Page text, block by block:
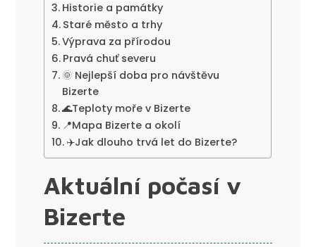
Historie a památky
Staré město a trhy
Výprava za přírodou
Pravá chuť severu
🌞 Nejlepší doba pro návštěvu
Bizerte
🌊Teploty moře v Bizerte
📍Mapa Bizerte a okolí
✈️Jak dlouho trvá let do Bizerte?
Aktuální počasí v
Bizerte